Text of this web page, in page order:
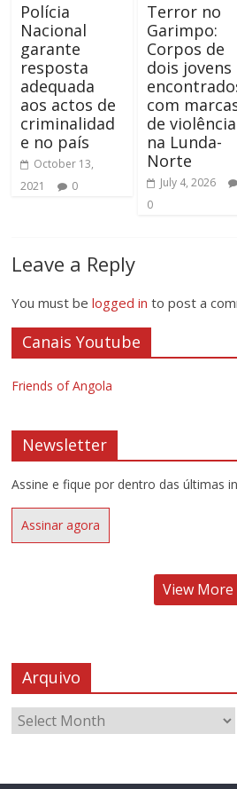
Polícia
Nacional
garante
resposta
adequada
aos actos de
criminalidad
e no país
October 13,
2021
0
Terror no
Garimpo:
Corpos de
dois jovens
com
de violência
na Lunda-
Norte
July 4, 2026
0
Leave a Reply
You must belogged in to post a
Canais Youtube
Friends of Angola
Newsletter
Assine e fique por dentro das últimas
Assinar agora
View More
Arquivo